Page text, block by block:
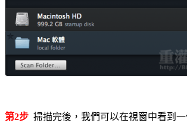
第2步 掃描完後，我們可以在視窗中看到